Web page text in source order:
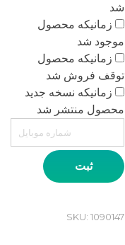
شد
زمانیکه محصول
موجود شد
زمانیکه محصول
توقف فروش شد
زمانیکه نسخه جدید
محصول منتشر شد
ثبت
SKU: 1090147